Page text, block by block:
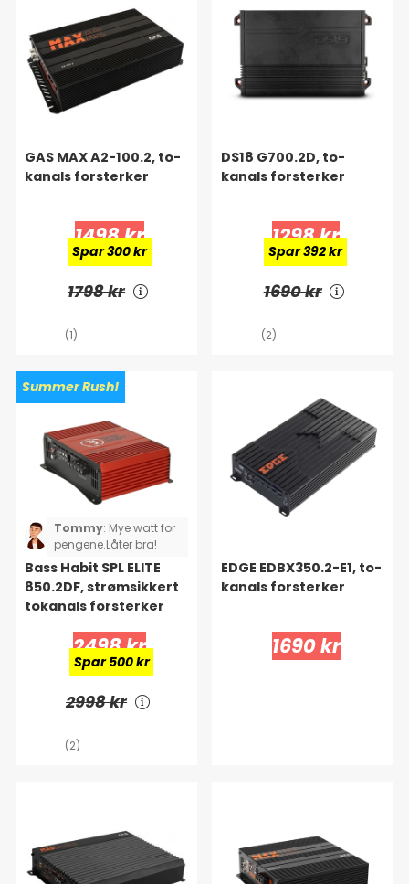
GAS MAX A2-100.2, to-
kanals forsterker
1498 kr
Spar 300 kr
1798 kr
(1)
DS18 G700.2D, to-
kanals forsterker
1298 kr
Spar 392 kr
1690 kr
(2)
Summer Rush!
Tommy: Mye watt for
pengene.Låter bra!
Bass Habit SPL ELITE
850.2DF, strømsikkert
tokanals forsterker
2498 kr
Spar 500 kr
2998 kr
(2)
EDGE EDBX350.2-E1, to-
kanals forsterker
1690 kr